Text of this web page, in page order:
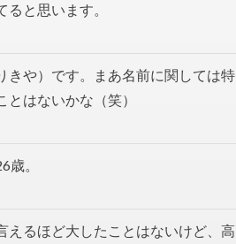
ると思います。
きや）です。まあ名前に関しては特
とはないかな（笑）
歳。
えるほど大したことはないけど、高